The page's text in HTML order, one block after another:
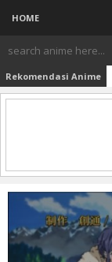
HOME
Rekomendasi Anime